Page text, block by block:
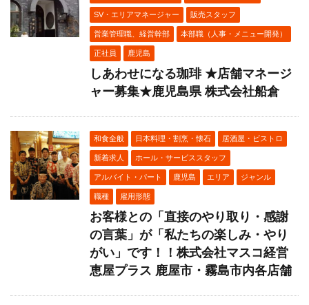
SV・エリアマネージャー 販売スタッフ
営業管理職、経営幹部 本部職（人事・メニュー開発）
正社員 鹿児島
しあわせになる珈琲 ★店舗マネージ
ャー募集★鹿児島県 株式会社船倉
和食全般 日本料理・割烹・懐石 居酒屋・ビストロ
新着求人 ホール・サービススタッフ
アルバイト・パート 鹿児島 エリア ジャンル
職種 雇用形態
お客様との「直接のやり取り・感謝
の言葉」が「私たちの楽しみ・やり
がい」です！！株式会社マスコ経営
恵屋プラス 鹿屋市・霧島市内各店舗